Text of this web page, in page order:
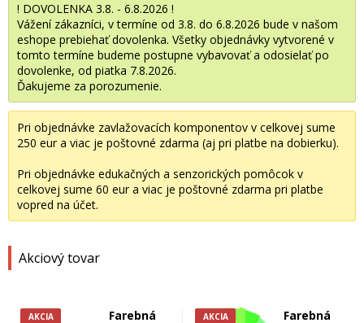
! DOVOLENKA 3.8. - 6.8.2026 !
Vážení zákazníci, v termíne od 3.8. do 6.8.2026 bude v našom
eshope prebiehať dovolenka. Všetky objednávky vytvorené v
tomto termíne budeme postupne vybavovať a odosielať po
dovolenke, od piatka 7.8.2026.
Ďakujeme za porozumenie.
Pri objednávke zavlažovacích komponentov v celkovej sume
250 eur a viac je poštovné zdarma (aj pri platbe na dobierku).
Pri objednávke edukačných a senzorických pomôcok v
celkovej sume 60 eur a viac je poštovné zdarma pri platbe
vopred na účet.
Akciový tovar
AKCIA
Farebná
AKCIA
Farebná